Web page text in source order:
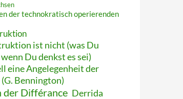
der technokratisch operierenden
ist nicht (was Du
Du denkst es sei)
eine Angelegenheit der
Bennington)
der Différance Derrida